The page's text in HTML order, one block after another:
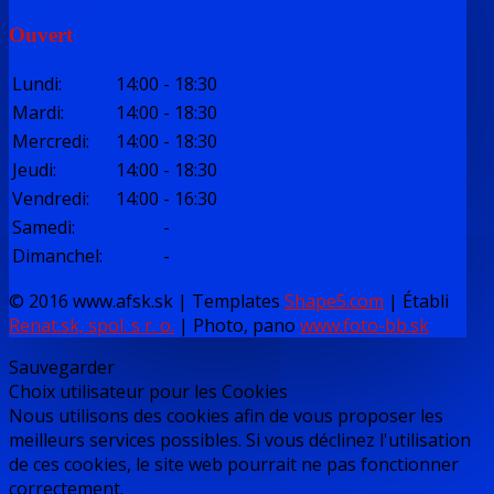
Ouvert
Lundi: 14:00 - 18:30
Mardi: 14:00 - 18:30
Mercredi: 14:00 - 18:30
Jeudi: 14:00 - 18:30
Vendredi: 14:00 - 16:30
Samedi:
-
Dimanchel:
-
© 2016 www.afsk.sk | Templates Shape5.com | Établi
Renat.sk, spol. s r. o. | Photo, pano www.foto-bb.sk
Sauvegarder
Choix utilisateur pour les Cookies
Nous utilisons des cookies afin de vous proposer les
meilleurs services possibles. Si vous déclinez l'utilisation
de ces cookies, le site web pourrait ne pas fonctionner
correctement.